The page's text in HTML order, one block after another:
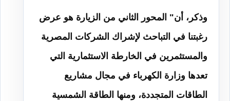
وذكر، أن" المحور الثاني من الزيارة هو عرض
رغبتنا في التباحث لإشراك الشركات المصرية
والمستثمرين في الخارطة الاستثمارية التي
تعدها وزارة الكهرباء في مجال مشاريع
الطاقات المتجددة، ومنها الطاقة الشمسية